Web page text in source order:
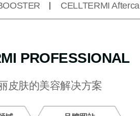
医疗设备
生物材料
CELLTERMI
PROFESSIONAL
皮肤的美容解决方案